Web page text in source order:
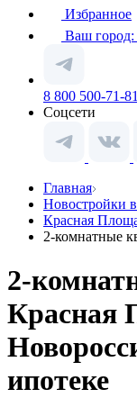
Избранное
Ваш город:
8 800 500-71-81
Соцсети
Главная
Новостройки
Красная
2-комнатные
2-
Красная
ипотеке